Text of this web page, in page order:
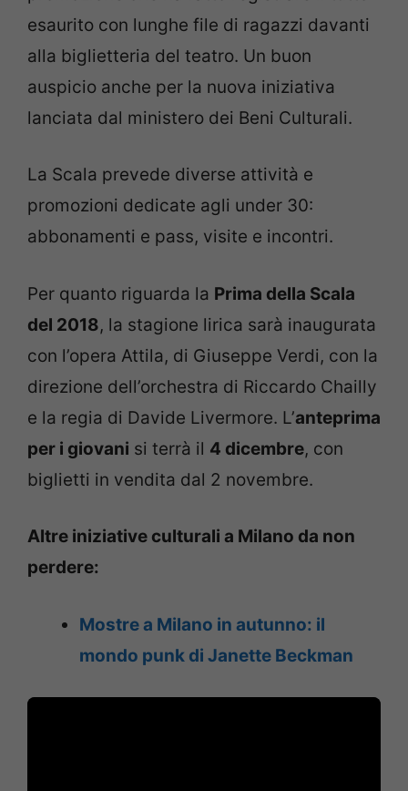
esaurito con lunghe file di ragazzi davanti
alla biglietteria del teatro. Un buon
auspicio anche per la nuova iniziativa
lanciata dal ministero dei Beni Culturali.
La Scala prevede diverse attività e
promozioni dedicate agli under 30:
abbonamenti e pass, visite e incontri.
Per quanto riguarda la Prima della Scala
del 2018, la stagione lirica sarà inaugurata
con l’opera Attila, di Giuseppe Verdi, con la
direzione dell’orchestra di Riccardo Chailly
e la regia di Davide Livermore. L’anteprima
per i giovani si terrà il 4 dicembre, con
biglietti in vendita dal 2 novembre.
Altre iniziative culturali a Milano da non
perdere:
Mostre a Milano in autunno: il
mondo punk di Janette Beckman